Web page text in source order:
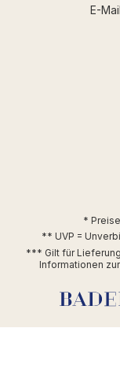
E-
*
** UVP =
*** Gilt für
Informationen